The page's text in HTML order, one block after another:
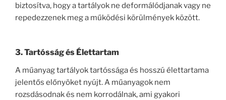
biztosítva, hogy a tartályok ne deformálódjanak vagy ne
repedezzenek meg a működési körülmények között.
3. Tartósság és Élettartam
A műanyag tartályok tartóssága és hosszú élettartama
jelentős előnyöket nyújt. A műanyagok nem
rozsdásodnak és nem korrodálnak, ami gyakori